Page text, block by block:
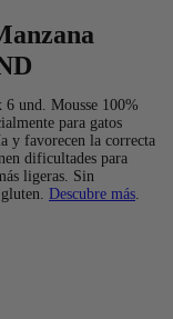
6 und. Mousse 100%
para gatos
y favorecen la correcta
dificultades para
ligeras. Sin
Descubre más.